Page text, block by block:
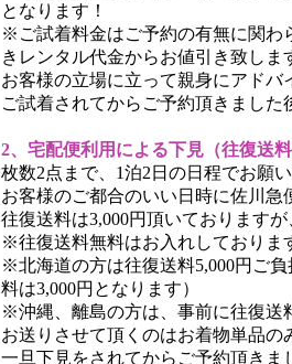
となります！
※ご試着料金はご予約の有無に関わ
きレンタル代金からお値引き致しま
お客様の立場に立って親身にアドバ
ご試着されてからご予約頂きました
2、宅配便利用による下見（往復送料
枚数2点まで、1泊2日の日程でお願い
お客様のご都合のいい日時に佐川急
往復送料は3,000円頂いております
※往復送料無料はお入れしておりま
※北海道の方は往復送料5,000円ご
料は3,000円となります）
※沖縄、離島の方は、事前に往復送
お送りさせて頂くのはお着物単品の
一旦下見をされてからご予約頂きま